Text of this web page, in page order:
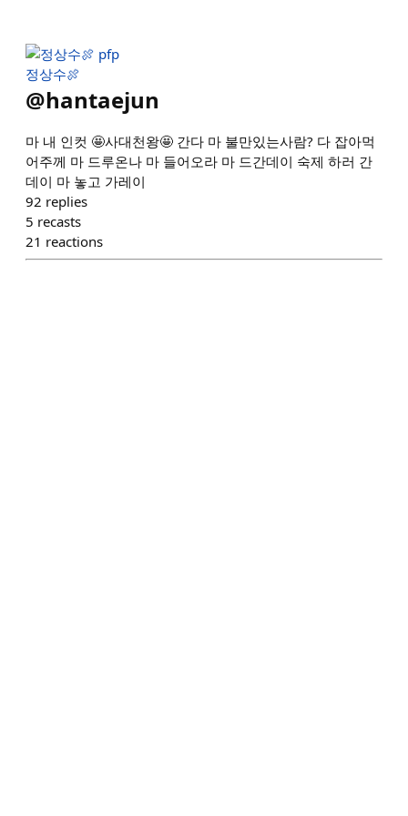
정상수🍖
@hantaejun
마 내 인컷 🤩사대천왕🤩 간다 마 불만있는사람? 다 잡아먹
어주께 마 드루온나 마 들어오라 마 드간데이 숙제 하러 간
데이 마 놓고 가레이
92 replies
5 recasts
21 reactions